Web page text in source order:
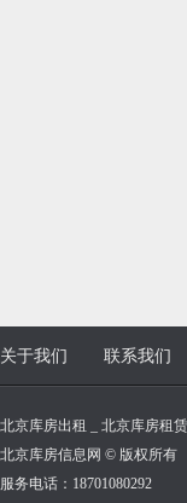
关于我们 联系我们
北京库房出租 _ 北京库房租
北京库房信息网 © 版权所
服务电话：18701080292